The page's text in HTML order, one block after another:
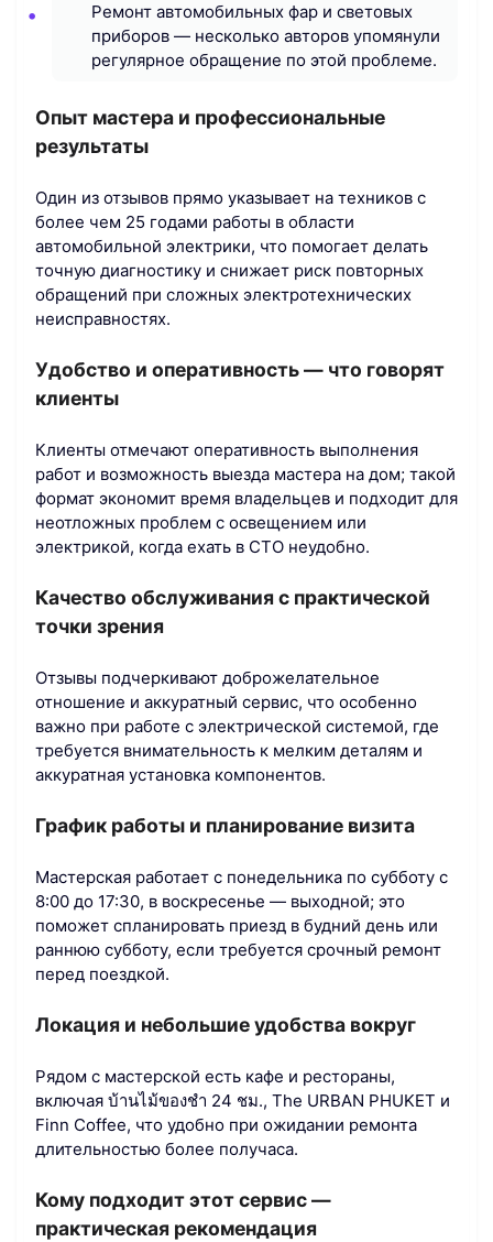
Ремонт автомобильных фар и световых
приборов — несколько авторов упомянули
регулярное обращение по этой проблеме.
Опыт мастера и профессиональные
результаты
Один из отзывов прямо указывает на техников с
более чем 25 годами работы в области
автомобильной электрики, что помогает делать
точную диагностику и снижает риск повторных
обращений при сложных электротехнических
неисправностях.
Удобство и оперативность — что говорят
клиенты
Клиенты отмечают оперативность выполнения
работ и возможность выезда мастера на дом; такой
формат экономит время владельцев и подходит для
неотложных проблем с освещением или
электрикой, когда ехать в СТО неудобно.
Качество обслуживания с практической
точки зрения
Отзывы подчеркивают доброжелательное
отношение и аккуратный сервис, что особенно
важно при работе с электрической системой, где
требуется внимательность к мелким деталям и
аккуратная установка компонентов.
График работы и планирование визита
Мастерская работает с понедельника по субботу с
8:00 до 17:30, в воскресенье — выходной; это
поможет спланировать приезд в будний день или
раннюю субботу, если требуется срочный ремонт
перед поездкой.
Локация и небольшие удобства вокруг
Рядом с мастерской есть кафе и рестораны,
включая บ้านไม้ของชำ 24 ชม., The URBAN PHUKET и
Finn Coffee, что удобно при ожидании ремонта
длительностью более получаса.
Кому подходит этот сервис —
практическая рекомендация